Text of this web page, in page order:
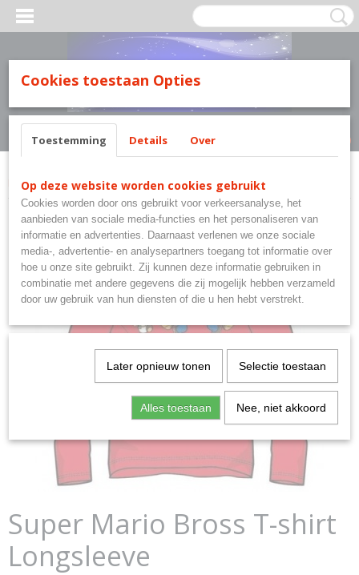
Inloggen Registreren
(0)
Home >Super Mario Bross>Super Mario Bross T-shirt Longsleeve
Super Mario Bross T-shirt
Longsleeve
Cookies toestaan Opties
Toestemming Details Over
Op deze website worden cookies gebruikt
Cookies worden door ons gebruikt voor verkeersanalyse, het
aanbieden van sociale media-functies en het personaliseren van
informatie en advertenties. Daarnaast verlenen we onze sociale
media-, advertentie- en analysepartners toegang tot informatie over
hoe u onze site gebruikt. Zij kunnen deze informatie gebruiken in
combinatie met andere gegevens die zij mogelijk hebben verzameld
door uw gebruik van hun diensten of die u hen hebt verstrekt.
Later opnieuw tonen Selectie toestaan
Alles toestaan Nee, niet akkoord